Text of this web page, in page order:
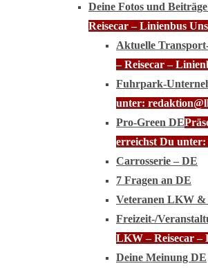
Deine Fotos und
Reisecar – Linienbus
Aktuelle
– Reisecar –
Fuhrpark-
unter:
Pro-Green DE
erreichst Du
Carrosserie – DE
7 Fragen an DE
Veteranen LKW &
Freizeit-/
LKW – Reisecar –
Deine Meinung DE